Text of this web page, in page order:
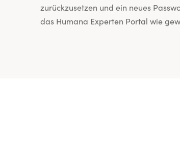
zurückzusetzen und ein neues
das Humana Experten Portal wie